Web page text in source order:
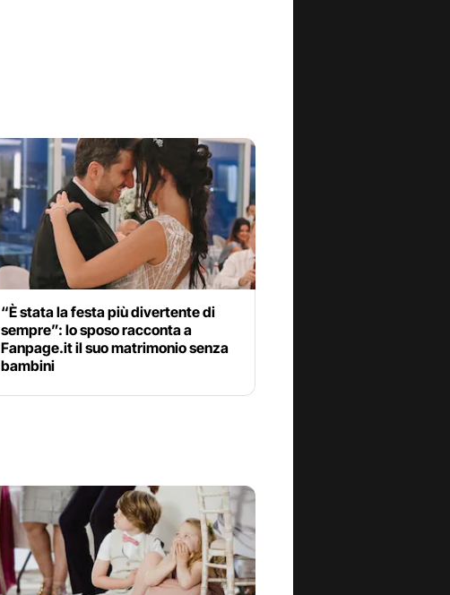
“È stata la festa più divertente di
sempre”: lo sposo racconta a
Fanpage.it il suo matrimonio senza
bambini